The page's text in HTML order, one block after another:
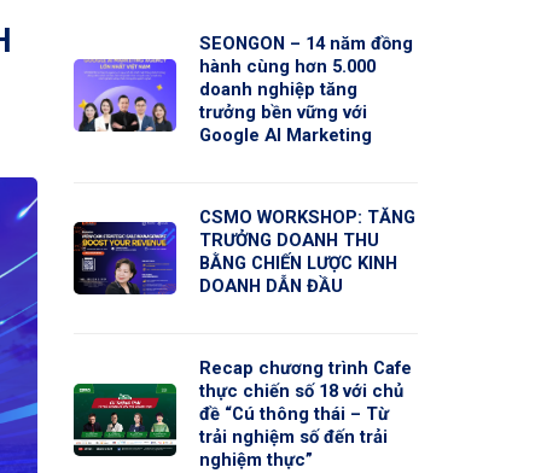
SEONGON – 14 năm đồng
hành cùng hơn 5.000
doanh nghiệp tăng
trưởng bền vững với
Google AI Marketing
CSMO WORKSHOP: TĂNG
TRƯỞNG DOANH THU
BẰNG CHIẾN LƯỢC KINH
DOANH DẪN ĐẦU
Recap chương trình Cafe
thực chiến số 18 với chủ
đề “Cú thông thái – Từ
trải nghiệm số đến trải
nghiệm thực”